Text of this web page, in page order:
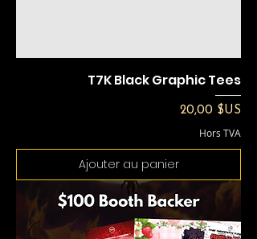
T7K Black Graphic Tees
Prix
20,00 $US
Hors TVA
Ajouter au panier